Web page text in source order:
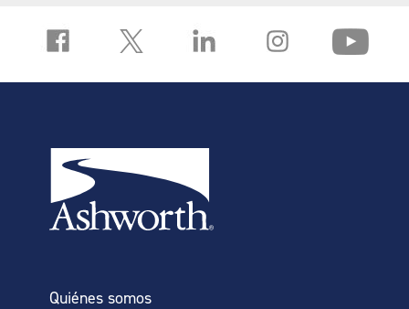
ofreciendo al
mismo tiempo un
sencillo y fácil de
limpiar.
Quiénes somos